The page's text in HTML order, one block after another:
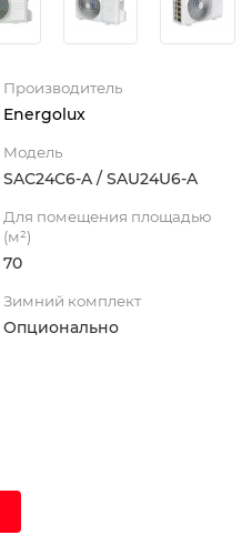
Производитель
Energolux
Модель
SAС24С6-A / SAU24U6-A
Для помещения площадью
(м²)
70
Зимний комплект
Опционально